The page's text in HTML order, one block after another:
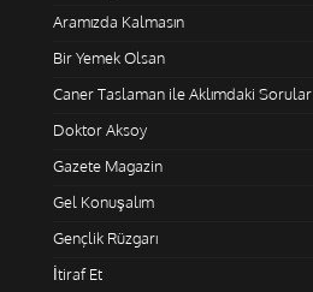
Aramızda Kalmasın
Bir Yemek Olsan
Caner Taslaman ile Aklımdaki Sorular
Doktor Aksoy
Gazete Magazin
Gel Konuşalım
Gençlik Rüzgarı
İtiraf Et